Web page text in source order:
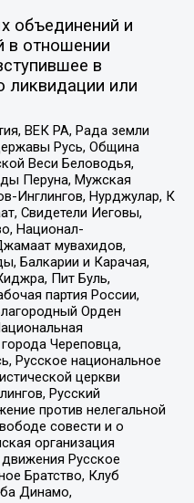
объединений и
в отношении
в
ликвидации или
ВЕК РА, Рада земли
Русь, Община
Веси Беловодья,
Перуна, Мужская
Инглингов, Нурджулар, К
Свидетели Иеговы,
Национал-
мувахидов,
Балкарии и Карачая,
Пит Буль,
партия России,
Орден
Череповца,
Русское национальное
церкви
Русский
против нелегальной
совести и о
организация
Русское
Братство, Клуб
Динамо,